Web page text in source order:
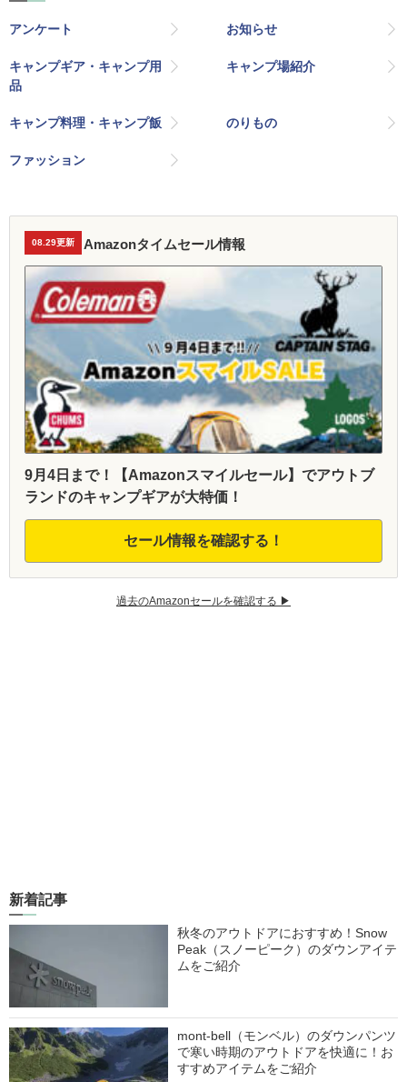
アンケート お知らせ
キャンプギア・キャンプ用
品
キャンプ場紹介
キャンプ料理・キャンプ飯 のりもの
ファッション
08.29更新 Amazonタイムセール情報
9月4日まで！【Amazonスマイルセール】でアウトブ
ランドのキャンプギアが大特価！
セール情報を確認する！
過去のAmazonセールを確認する ▶︎
新着記事
秋冬のアウトドアにおすすめ！Snow
Peak（スノーピーク）のダウンアイテ
ムをご紹介
mont-bell（モンベル）のダウンパンツ
で寒い時期のアウトドアを快適に！お
すすめアイテムをご紹介